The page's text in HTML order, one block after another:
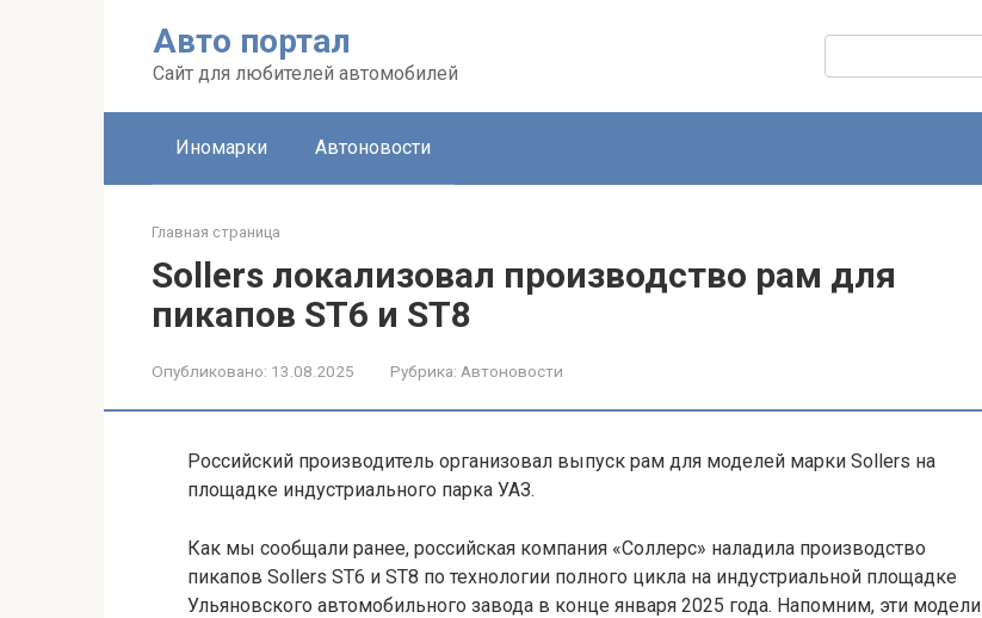
Авто портал
Сайт для любителей автомобилей
Иномарки Автоновости
Главная страница
Sollers локализовал производство рам для
пикапов ST6 и ST8
Опубликовано: 13.08.2025 Рубрика: Автоновости
Российский производитель организовал выпуск рам для моделей марки Sollers на
площадке индустриального парка УАЗ.
Как мы сообщали ранее, российская компания «Соллерс» наладила производство
пикапов Sollers ST6 и ST8 по технологии полного цикла на индустриальной площадке
Ульяновского автомобильного завода в конце января 2025 года. Напомним, эти модели